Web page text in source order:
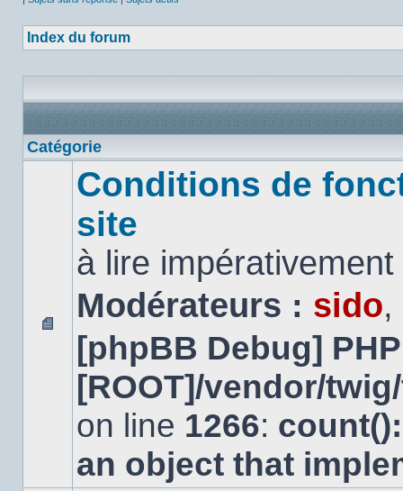
Index du forum
Catégorie
Aucun
message
non
Conditions de
site
à lire impérativement
Modérateurs : sido,
[phpBB Debug]
[ROOT]/vendor/
on line 1266:
an object that